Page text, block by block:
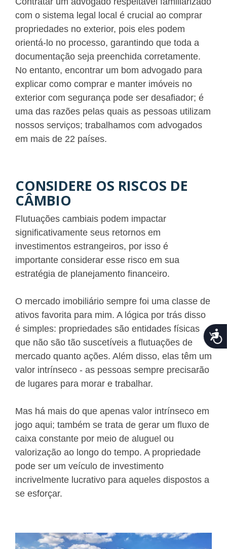
com o sistema legal local é crucial ao comprar
propriedades no exterior, pois eles podem
orientá-lo no processo, garantindo que toda a
documentação seja preenchida corretamente.
No entanto, encontrar um bom advogado para
explicar como comprar e manter imóveis no
exterior com segurança pode ser desafiador; é
uma das razões pelas quais as pessoas utilizam
nossos serviços; trabalhamos com advogados
em mais de 22 países.
CONSIDERE OS RISCOS DE
CÂMBIO
Flutuações cambiais podem impactar
significativamente seus retornos em
investimentos estrangeiros, por isso é
importante considerar esse risco em sua
estratégia de planejamento financeiro.
O mercado imobiliário sempre foi uma classe de
ativos favorita para mim. A lógica por trás disso
é simples: propriedades são entidades físicas
que não são tão suscetíveis a flutuações de
mercado quanto ações. Além disso, elas têm um
valor intrínseco - as pessoas sempre precisarão
de lugares para morar e trabalhar.
Mas há mais do que apenas valor intrínseco em
jogo aqui; também se trata de gerar um fluxo de
caixa constante por meio de aluguel ou
valorização ao longo do tempo. A propriedade
pode ser um veículo de investimento
incrivelmente lucrativo para aqueles dispostos a
se esforçar.